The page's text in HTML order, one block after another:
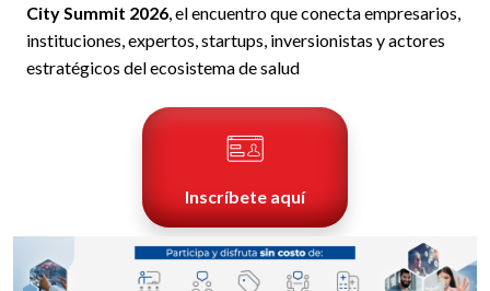
City Summit 2026 , el encuentro que conecta empresarios,
instituciones, expertos, startups, inversionistas y actores
estratégicos del ecosistema de salud
Inscríbete aquí